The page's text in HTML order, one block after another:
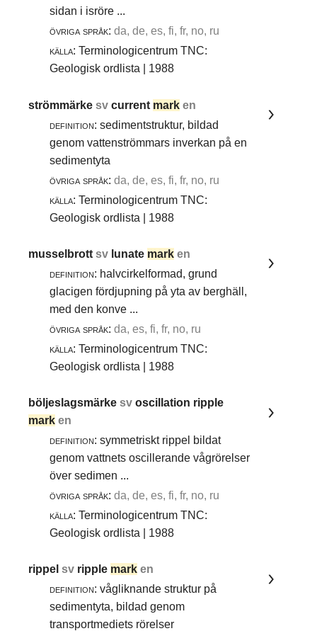
sidan i isröre ...
övriga språk: da, de, es, fi, fr, no, ru
källa: Terminologicentrum TNC:
Geologisk ordlista | 1988
strömmärkesvcurrent mark en
definition: sedimentstruktur, bildad
genom vattenströmmars inverkan på en
sedimentyta
övriga språk: da, de, es, fi, fr, no, ru
källa: Terminologicentrum TNC:
Geologisk ordlista | 1988
musselbrottsv lunate mark en
definition: halvcirkelformad, grund
glacigen fördjupning på yta av berghäll,
med den konve ...
övriga språk: da, es, fi, fr, no, ru
källa: Terminologicentrum TNC:
Geologisk ordlista | 1988
böljeslagsmärkesvoscillation ripple
mark en
definition: symmetriskt rippel bildat
genom vattnets oscillerande vågrörelser
över sedimen ...
övriga språk: da, de, es, fi, fr, no, ru
källa: Terminologicentrum TNC:
Geologisk ordlista | 1988
rippelsv ripple mark en
definition: vågliknande struktur på
sedimentyta, bildad genom
transportmediets rörelser